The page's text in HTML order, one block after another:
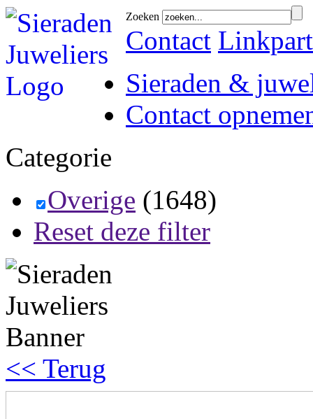
Zoeken
Contact
Sieraden &
Contact
Categorie
Overige (1648)
Reset deze filter
<< Terug